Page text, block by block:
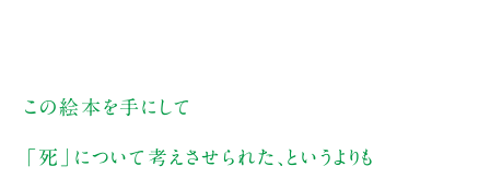
この絵本を手にして
「死」について考えさせられた、というよりも